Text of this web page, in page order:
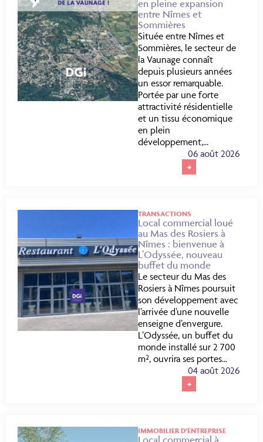
en pleine expansion
entre Nîmes et
Sommières
Située entre Nîmes et
Sommières, le secteur de
la Vaunage connaît
depuis plusieurs années
un essor remarquable.
Portée par une forte
attractivité résidentielle
et un tissu économique
en plein
développement,...
06 août 2026
+
TRANSACTIONS
Local commercial loué
au Mas des Rosiers à
Nîmes : bienvenue à
L’Odyssée, nouveau
buffet du monde
Le secteur du Mas des
Rosiers à Nîmes poursuit
son développement avec
l’arrivée d’une nouvelle
enseigne d’envergure.
L’Odyssée, un buffet du
monde installé sur 2 700
m², ouvrira ses portes...
04 août 2026
+
IMMOBILIER D’ENTREPRISE